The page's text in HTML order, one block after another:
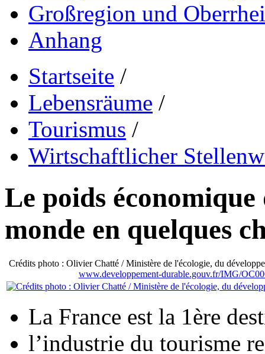
Großregion und
Anhang
Startseite /
Lebensräume /
Tourismus /
Wirtschaftlicher
Le poids
monde en quelques
Crédits photo : Olivier Chatté / Ministère de l'écologie, du
www.developpement-durable.gouv.fr/IMG/
La France est la 1ère
l’industrie du tourisme